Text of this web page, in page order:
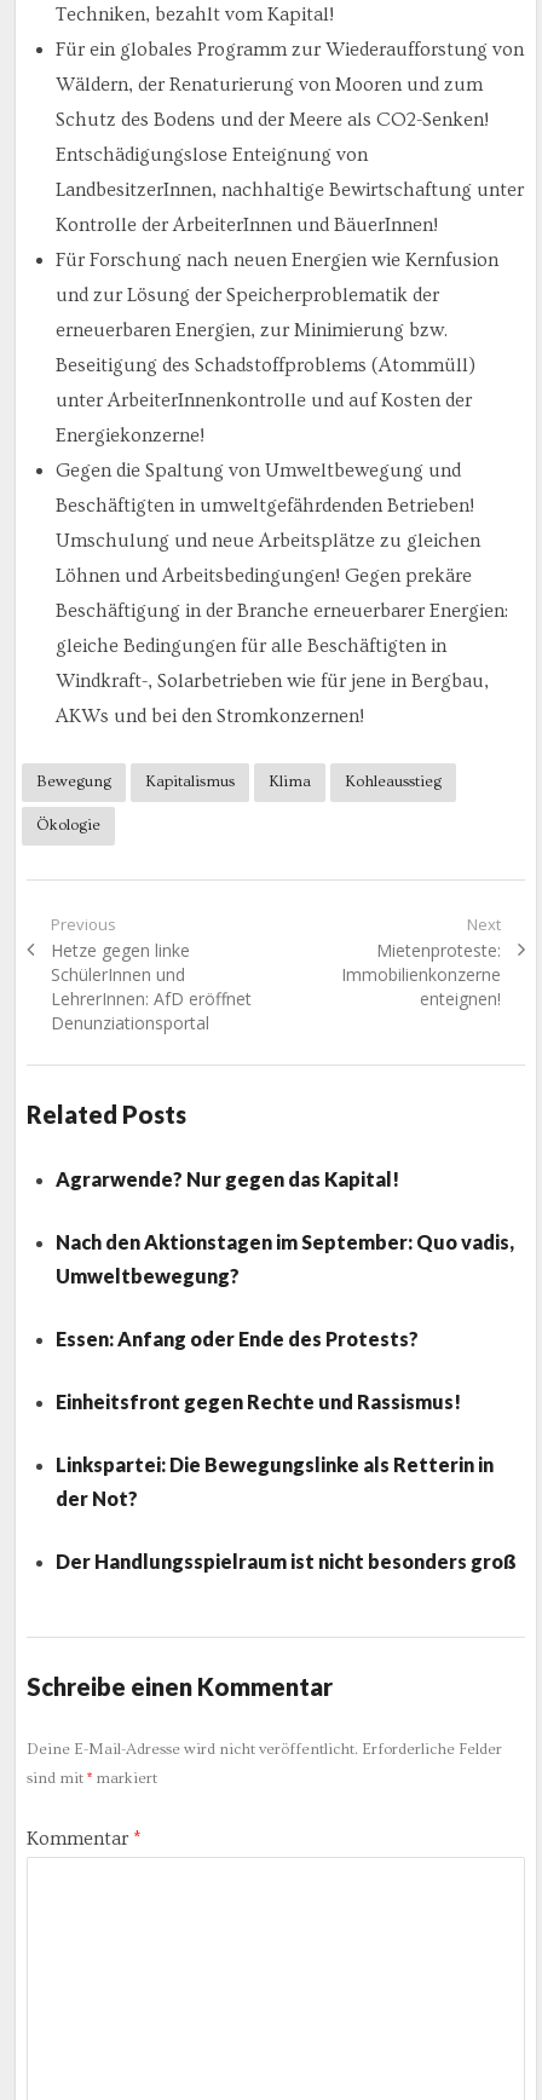
Techniken, bezahlt vom Kapital!
Für ein globales Programm zur Wiederaufforstung von
Wäldern, der Renaturierung von Mooren und zum
Schutz des Bodens und der Meere als CO2-Senken!
Entschädigungslose Enteignung von
LandbesitzerInnen, nachhaltige Bewirtschaftung unter
Kontrolle der ArbeiterInnen und BäuerInnen!
Für Forschung nach neuen Energien wie Kernfusion
und zur Lösung der Speicherproblematik der
erneuerbaren Energien, zur Minimierung bzw.
Beseitigung des Schadstoffproblems (Atommüll)
unter ArbeiterInnenkontrolle und auf Kosten der
Energiekonzerne!
Gegen die Spaltung von Umweltbewegung und
Beschäftigten in umweltgefährdenden Betrieben!
Umschulung und neue Arbeitsplätze zu gleichen
Löhnen und Arbeitsbedingungen! Gegen prekäre
Beschäftigung in der Branche erneuerbarer Energien:
gleiche Bedingungen für alle Beschäftigten in
Windkraft-, Solarbetrieben wie für jene in Bergbau,
AKWs und bei den Stromkonzernen!
Bewegung Kapitalismus Klima Kohleausstieg
Ökologie
Beitragsnavigation
Previous
Previous
post:
Hetze gegen linke
SchülerInnen und
LehrerInnen: AfD eröffnet
Denunziationsportal
Next
Next
post:
Mietenproteste:
Immobilienkonzerne
enteignen!
Related Posts
Agrarwende? Nur gegen das Kapital!
Nach den Aktionstagen im September: Quo vadis,
Umweltbewegung?
Essen: Anfang oder Ende des Protests?
Einheitsfront gegen Rechte und Rassismus!
Linkspartei: Die Bewegungslinke als Retterin in
der Not?
Der Handlungsspielraum ist nicht besonders groß
Schreibe einen Kommentar
Deine E-Mail-Adresse wird nicht veröffentlicht. Erforderliche Felder
sind mit *markiert
Kommentar *